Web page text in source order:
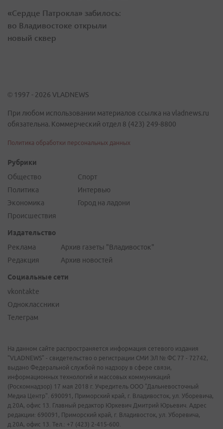
«Сердце Патрокла» забилось:
во Владивостоке открыли
новый сквер
© 1997 - 2026 VLADNEWS
При любом использовании материалов ссылка на vladnews.ru
обязательна. Коммерческий отдел 8 (423) 249-8800
Политика обработки персональных данных
Рубрики
Общество
Политика
Экономика
Происшествия
Спорт
Интервью
Город на ладони
Издательство
Реклама
Редакция
Архив газеты "Владивосток"
Архив новостей
Социальные сети
vkontakte
Одноклассники
Телеграм
На данном сайте распространяется информация сетевого издания
"VLADNEWS" - свидетельство о регистрации СМИ ЭЛ № ФС 77 - 72742,
выдано Федеральной службой по надзору в сфере связи,
информационных технологий и массовых коммуникаций
(Роскомнадзор) 17 мая 2018 г. Учредитель ООО "Дальневосточный
Медиа Центр". 690091, Приморский край, г. Владивосток, ул. Уборевича,
д.20А, офис 13. Главный редактор Юркевич Дмитрий Юрьевич. Адрес
редакции: 690091, Приморский край, г. Владивосток, ул. Уборевича,
д.20А, офис 13. Тел.: +7 (423) 2-415-600.